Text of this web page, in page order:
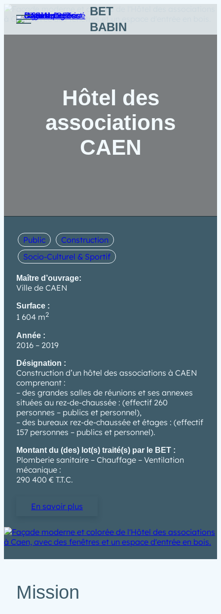
Aller
BET
BABIN
Hôtel des
associations
CAEN
Public
Construction
Socio-Culturel & Sportif
Maître d’ouvrage:
Ville de CAEN
Surface :
1 604 m2
Année :
2016 – 2019
Désignation :
Construction d’un hôtel des associations à CAEN
comprenant :
– des grandes salles de réunions et ses annexes
situées au rez-de-chaussée : (effectif 260
personnes – publics et personnel),
– des bureaux rez-de-chaussée et étages : (effectif
157 personnes – publics et personnel).
Montant du (des) lot(s) traité(s) par le BET :
Plomberie sanitaire – Chauffage – Ventilation
mécanique :
290 400 € T.T.C.
En savoir plus
Mission